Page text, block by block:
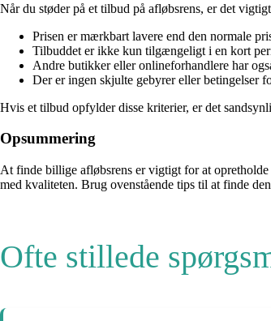
Når du støder på et tilbud på afløbsrens, er det
Prisen er mærkbart lavere end den normale
Tilbuddet er ikke kun tilgængeligt i en kort
Andre butikker eller onlineforhandlere har
Der er ingen skjulte gebyrer eller betingelser
Hvis et tilbud opfylder disse kriterier, er det
Opsummering
At finde billige afløbsrens er vigtigt for at
med kvaliteten. Brug ovenstående tips til at finde
Ofte stillede